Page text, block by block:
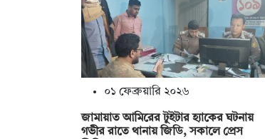
০১ ফেব্রুয়ারি ২০২৬
জামায়াত আমিরের টুইটার হ্যাকের ঘটনায়
গভীর রাতে থানায় জিডি, সকালে প্রেস